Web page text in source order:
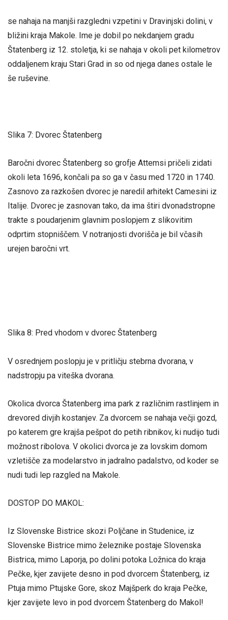
se nahaja na manjši razgledni vzpetini v Dravinjski dolini, v
bližini kraja Makole. Ime je dobil po nekdanjem gradu
Štatenberg iz 12. stoletja, ki se nahaja v okoli pet kilometrov
oddaljenem kraju Stari Grad in so od njega danes ostale le
še ruševine.
Slika 7: Dvorec Štatenberg
Baročni dvorec Štatenberg so grofje Attemsi pričeli zidati
okoli leta 1696, končali pa so ga v času med 1720 in 1740.
Zasnovo za razkošen dvorec je naredil arhitekt Camesini iz
Italije. Dvorec je zasnovan tako, da ima štiri dvonadstropne
trakte s poudarjenim glavnim poslopjem z slikovitim
odprtim stopniščem. V notranjosti dvorišča je bil včasih
urejen baročni vrt.
Slika 8: Pred vhodom v dvorec Štatenberg
V osrednjem poslopju je v pritličju stebrna dvorana, v
nadstropju pa viteška dvorana.
Okolica dvorca Štatenberg ima park z različnim rastlinjem in
drevored divjih kostanjev. Za dvorcem se nahaja večji gozd,
po katerem gre krajša pešpot do petih ribnikov, ki nudijo tudi
možnost ribolova. V okolici dvorca je za lovskim domom
vzletišče za modelarstvo in jadralno padalstvo, od koder se
nudi tudi lep razgled na Makole.
DOSTOP DO MAKOL:
Iz Slovenske Bistrice skozi Poljčane in Studenice, iz
Slovenske Bistrice mimo železnike postaje Slovenska
Bistrica, mimo Laporja, po dolini potoka Ložnica do kraja
Pečke, kjer zavijete desno in pod dvorcem Štatenberg, iz
Ptuja mimo Ptujske Gore, skoz Majšperk do kraja Pečke,
kjer zavijete levo in pod dvorcem Štatenberg do Makol!